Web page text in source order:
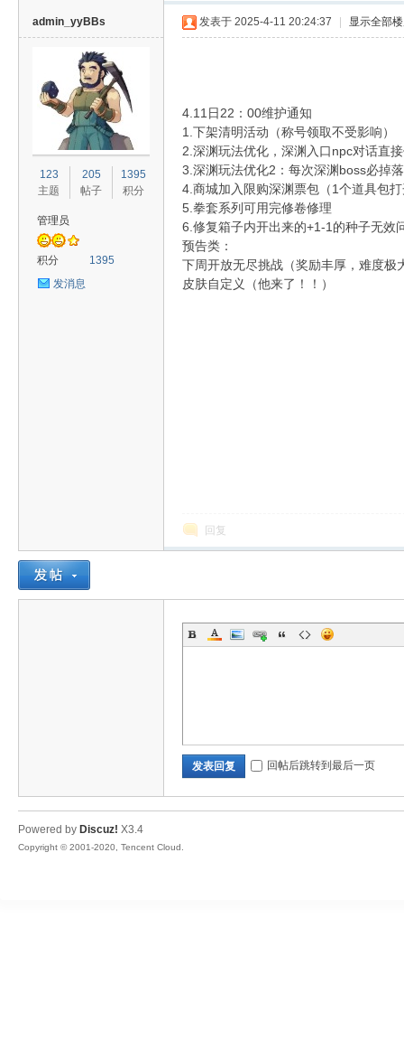
admin_yyBBs
123
主题
205
帖子
1395
积分
管理员
积分
1395
发消息
发表于 2025-4-11 20:24:37 显示全部
4.11日22：00维护通知
1.下架清明活动（称号领取不受影响）
2.深渊玩法优化，深渊入口npc对话直
3.深渊玩法优化2：每次深渊boss必掉
4.商城加入限购深渊票包（1个道具包
5.拳套系列可用完修卷修理
6.修复箱子内开出来的+1-1的种子无效
预告类：
下周开放无尽挑战（奖励丰厚，难度极
皮肤自定义（他来了！！）
回复
发表回复 回帖后跳转到最后一页
Powered by Discuz! X3.4
Copyright © 2001-2020, Tencent Cloud.